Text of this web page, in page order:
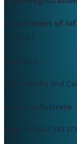
Department of
2082/83
Australia
CALD Media and
Brisbane, Australia
84 642 381 173